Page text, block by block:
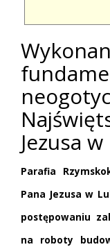
Jezusa
Parafia
Pana Jezusa w
postępowaniu
na roboty